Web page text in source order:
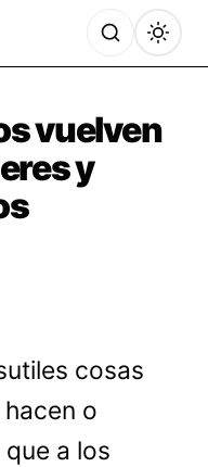
vuelven
y
cosas
o
a los